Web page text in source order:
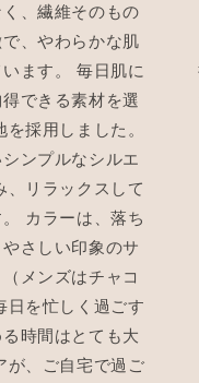
、繊維そのもの
、やわらかな肌
ます。 毎日肌に
できる素材を選
採用しました。
ンプルなシルエ
、リラックスして
カラーは、落ち
さしい印象のサ
メンズはチャコ
日を忙しく過ごす
時間はとても大
が、ご自宅で過ご